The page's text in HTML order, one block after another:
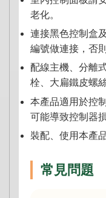
老化。
連接黑色控制盒
編號做連接，否
配線主機、分離
栓、大扁鐵皮螺
本產品適用於控
可能導致控制器損
裝配、使用本產
常見問題